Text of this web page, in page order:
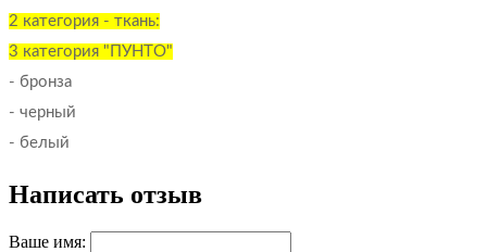
2 категория - ткань:
3 категория "ПУНТО"
- бронза
- черный
- белый
Написать отзыв
Ваше имя: